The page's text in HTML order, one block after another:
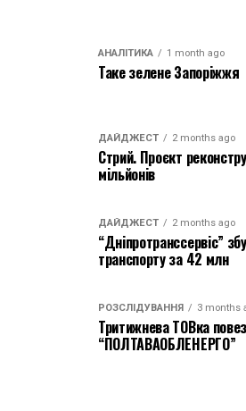
АНАЛІТИКА 1 month ago
Таке зелене Запоріжжя
ДАЙДЖЕСТ 2 months ago
Стрий. Проєкт
мільйонів
ДАЙДЖЕСТ 2 months ago
“Дніпротранссервіс”
транспорту за 42 млн
РОЗСЛІДУВАННЯ 3 months
Тритижнева ТОВка
“ПОЛТАВАОБЛЕНЕРГО”